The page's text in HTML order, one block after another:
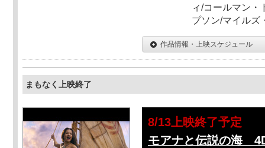
ィ/コールマン・
プソン/マイルズ
作品情報・上映スケジュール
まもなく上映終了
8/13上映終了予定
モアナと伝説の海